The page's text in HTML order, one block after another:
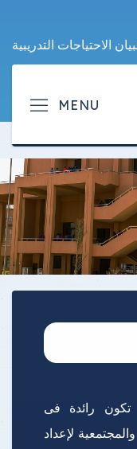
الاحتياجات التدريبية
تكون رائدة فى
لإعداد